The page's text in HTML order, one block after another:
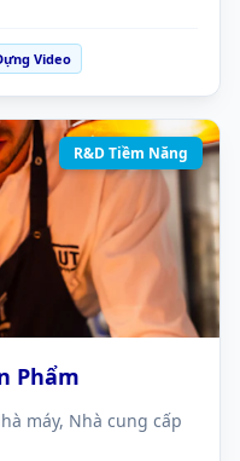
Video
R&D Tiềm Năng
Phẩm
máy, Nhà cung cấp